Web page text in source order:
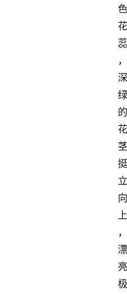
色
花
蕊
，
深
绿
的
花
茎
挺
立
向
上
，
漂
亮
极